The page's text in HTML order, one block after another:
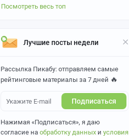
Посмотреть весь топ
Лучшие посты недели
Рассылка Пикабу: отправляем самые
рейтинговые материалы за 7 дней 🔥
Подписаться
Нажимая «Подписаться», я даю
согласие на обработку данных и условия